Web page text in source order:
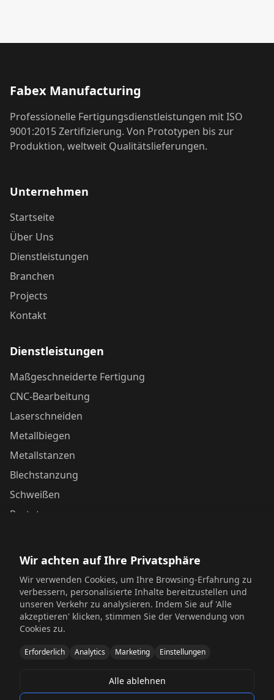
Fabex Manufacturing
Professionelle Fertigungsdienstleistungen mit ISO
9001:2015 Zertifizierung. Von Prototypen bis zur
Produktion, weltweit Qualitätslieferungen.
Unternehmen
Startseite
Über Uns
Dienstleistungen
Branchen
Projects
Kontakt
Dienstleistungen
Maßgeschneiderte Fertigung
CNC-Bearbeitung
Laserschneiden
Metallbiegen
Metallstanzen
Blechstanzung
Schweißen
Prototypen
Yunhai Industrial Park, Changping Town, Dongguan,
Guangdong, China
+86 198 6518 5054
sales@sinosheetmetal.com
Mon-Fri: 8AM-6PM CST
Wir achten auf Ihre Privatsphäre
Wir verwenden Cookies, um Ihre Browsing-Erfahrung zu
verbessern, personalisierte Inhalte bereitzustellen und
unseren Verkehr zu analysieren. Indem Sie auf 'Alle
akzeptieren' klicken, stimmen Sie der Verwendung von
Cookies zu.
Erforderlich Analytics Marketing Einstellungen
Alle ablehnen